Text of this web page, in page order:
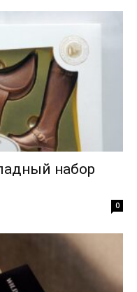
набор
0